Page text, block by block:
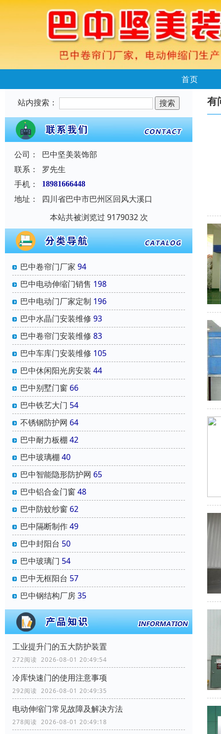
首页
站内搜索：
公司：
巴中坚美装饰部
联系：
罗先生
手机：
18981666448
地址：
四川省巴中市巴州区回风大溪口
本站共被浏览过 9179032 次
巴中卷帘门厂家 94
巴中电动伸缩门销售 198
巴中电动门厂家定制 196
巴中水晶门安装维修 93
巴中卷帘门安装维修 83
巴中车库门安装维修 105
巴中休闲阳光房安装 44
巴中别墅门窗 66
巴中铁艺大门 54
不锈钢防护网 64
巴中耐力板棚 42
巴中玻璃棚 40
巴中智能隐形防护网 65
巴中铝合金门窗 48
巴中防蚊纱窗 62
巴中隔断制作49
巴中封阳台 50
巴中玻璃门 54
巴中无框阳台 57
巴中钢结构厂房35
工业提升门的五大防护装置
272阅读 2026-08-01 20:49:54
冷库快速门的使用注意事项
292阅读 2026-08-01 20:49:35
电动伸缩门常见故障及解决方法
278阅读 2026-08-01 20:49:18
有